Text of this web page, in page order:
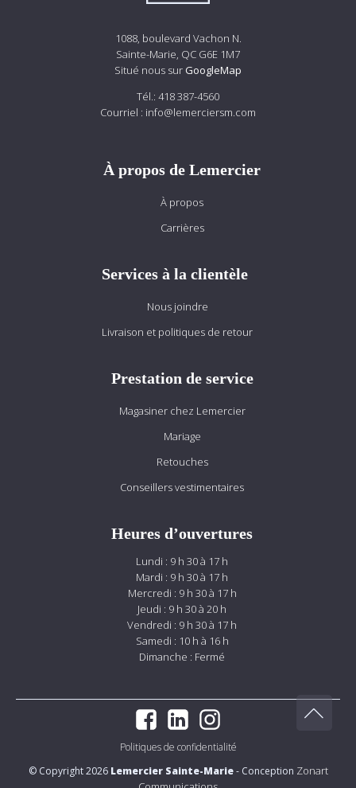
1088, boulevard Vachon N.
Sainte-Marie, QC G6E 1M7
Situé nous sur GoogleMap
Tél.: 418 387-4560
Courriel : info@lemerciersm.com
À propos de Lemercier
À propos
Carrières
Services à la clientèle
Nous joindre
Livraison et politiques de retour
Prestation de service
Magasiner chez Lemercier
Mariage
Retouches
Conseillers vestimentaires
Heures d’ouvertures
Lundi : 9 h 30 à 17 h
Mardi : 9 h 30 à 17 h
Mercredi : 9 h 30 à 17 h
Jeudi : 9 h 30 à 20 h
Vendredi : 9 h 30 à 17 h
Samedi : 10 h à 16 h
Dimanche : Fermé
© Copyright 2026 Lemercier Sainte-Marie- Conception Zonart
Politiques de confidentialité